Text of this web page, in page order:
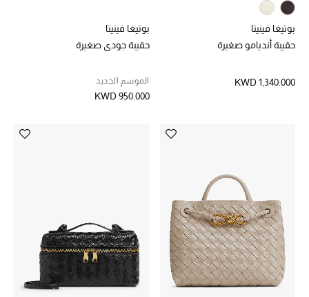
حقائب رجالية
الأطفال
عرض جميع المنتجات
خصومات
بوتيغا فينيتا
حقيبة أنديامو صغيرة
KWD 1,340.000
بوتيغا فينيتا
حقيبة جودي صغيرة
الموسم الجديد
KWD 950.000